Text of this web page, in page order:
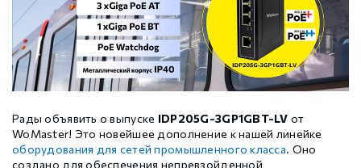
Рады объявить о выпуске IDP205G-3GP1GBT-LV от
WoMaster! Это новейшее дополнение к нашей линейке
оборудования для сетей промышленного класса. Оно
создано для обеспечения непревзойденной
Стабур
Xinje XD
Xinje XG
Беспроводное оборудование WoMaster
SFP модули WoMaster
Xinje Аксессуары
Серводрайверы Xinje DL6 Высокоточные
Серводвигатели Xinje MS6
Серводвигатели Xinje MF3
Шаговые драйверы Xinje DP3L (высоковольтные
импульсные с разомкнутым контуром)
Шаговые драйверы Xinje DP3S (Modbus RTU, с
замкнутым контуром)
Шаговые драйверы Xinje DP3SL (Modbus RTU, с
разомкнутым контуром)